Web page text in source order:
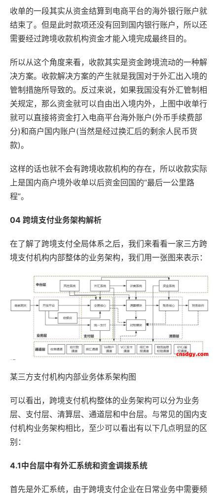
收单的一段其实从资金结算到电商平台的海外银行账户就
结束了。但是此时款项还没有回到国内银行账户，所以还
需要经过跨境收款机构资金才能入境完成最终目的。
所以从这个角度来看，收款其实是资金跨境流动的一种解
决方案。收款解决方案的产生就是我国对于外汇出入境的
管制措施所导致的。反过来说，如果我国没有外汇管制相
关规定，那么资金就可以自由出入境内外，上图中收单行
就可以直接将资金打入电商平台海外账户(外币手续费部
分)和商户国内账户(当然是经过换汇后的剩余人民币货
款)。
这样的话也就不会有跨境收款机构的存在，所以收款实际
上是国内商户境外收单以后资金回国的“最后一公里路
程”。
04 跨境支付业务架构解析
在了解了跨境支付全局体系之后，我们来看看一家三方跨
境支付机构内部整体的业务架构，我们用一张图来表示：
某三方支付机构内部业务体系架构图
可以看出，跨境支付机构整体的业务架构可以分为业务
层、支付层、清算层、通道层和中台层。与常见的国内支
付机构业务架构相比，至少可以看出有以下几点明显的区
别：
4.1中台层中有外汇系统和资金调拨系统
首先是外汇系统，由于跨境支付企业在日常业务中需要频